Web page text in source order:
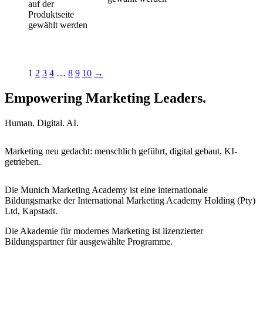
auf der
Produktseite
gewählt werden
1 2 3 4 … 8 9 10 →
Empowering Marketing Leaders.
Human. Digital. AI.
Marketing neu gedacht: menschlich geführt, digital gebaut, KI-
getrieben.
Die Munich Marketing Academy ist eine internationale
Bildungsmarke der International Marketing Academy Holding (Pty)
Ltd, Kapstadt.
Die Akademie für modernes Marketing ist lizenzierter
Bildungspartner für ausgewählte Programme.